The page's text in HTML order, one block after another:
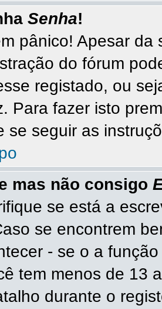
Senha!
pânico! Apesar da
do fórum
registado, ou
Para fazer isto
se seguir as
mas não consigo
se está a
se encontrem
- se o a
tem menos de 13
durante o